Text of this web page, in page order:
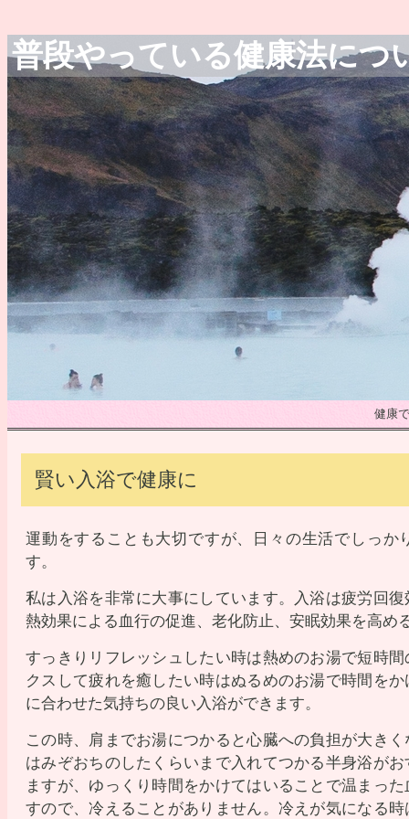
普段やっている健康法につ
健康
賢い入浴で健康に
運動をすることも大切ですが、日々の生活でしっか
す。
私は入浴を非常に大事にしています。入浴は疲労回
熱効果による血行の促進、老化防止、安眠効果を高め
すっきりリフレッシュしたい時は熱めのお湯で短時
クスして疲れを癒したい時はぬるめのお湯で時間を
に合わせた気持ちの良い入浴ができます。
この時、肩までお湯につかると心臓への負担が大き
はみぞおちのしたくらいまで入れてつかる半身浴が
ますが、ゆっくり時間をかけてはいることで温まっ
すので、冷えることがありません。冷えが気になる